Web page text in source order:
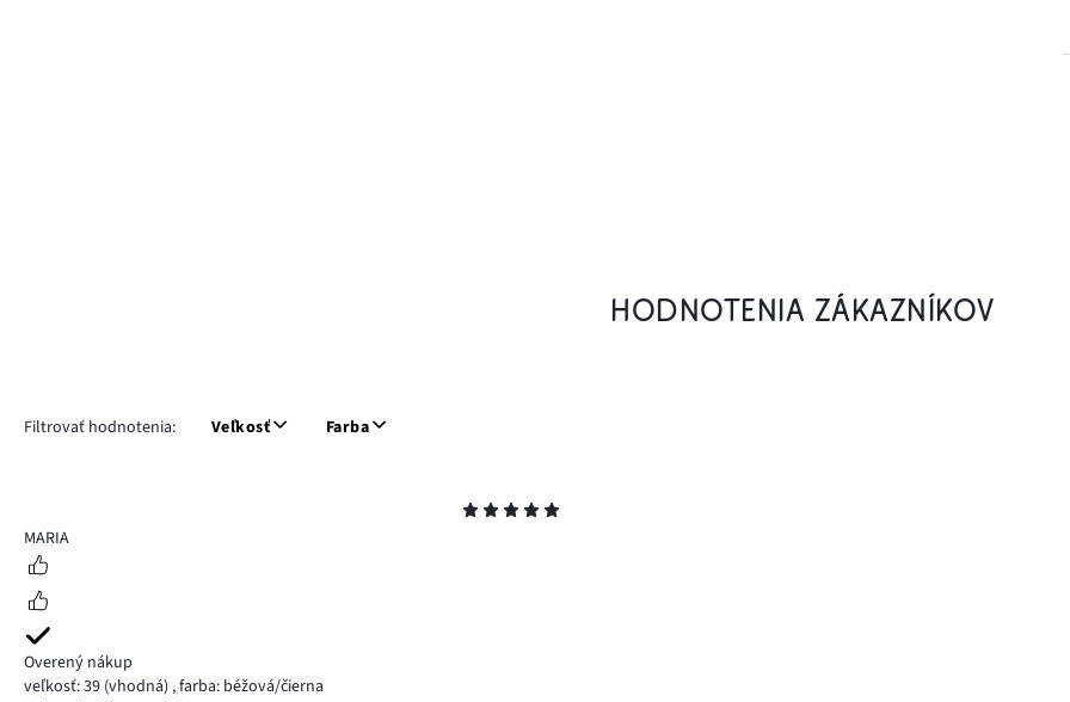
HODNOTENIA ZÁKAZNÍKOV
Filtrovať hodnotenia: Veľkosť Farba
5
MARIA
Overený nákup
veľkosť: 39 (vhodná) ,farba: béžová/čierna